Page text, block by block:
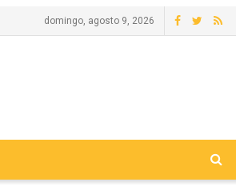
domingo, agosto 9, 2026